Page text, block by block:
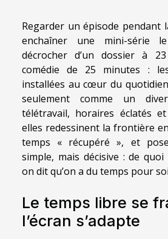
Regarder un épisode pendant
enchaîner une mini-série
décrocher d’un dossier à
comédie de 25 minutes :
installées au cœur du
seulement comme un
télétravail, horaires éclatés
elles redessinent la frontière
temps « récupéré », et
simple, mais décisive : de
on dit qu’on a du temps pour
Le temps libre se
l’écran s’adapte